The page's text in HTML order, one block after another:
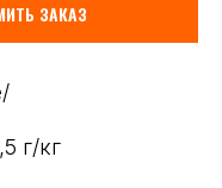
ЗАКАЗ
г/кг